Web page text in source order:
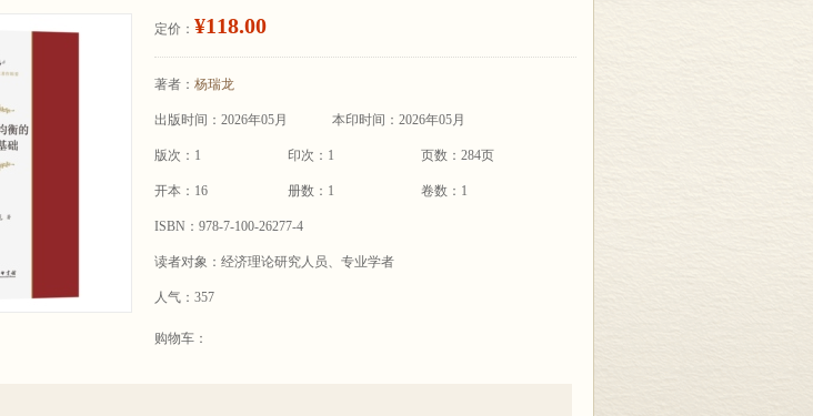
定价： ¥118.00
著者： 杨瑞龙
出版时间：2026年05月 本印时间：2026年05月
版次：1 印次：1 页数：284页
开本：16 册数：1 卷数：1
ISBN：978-7-100-26277-4
读者对象：经济理论研究人员、专业学者
人气：357
购物车：